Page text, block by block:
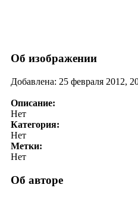
Об изображении
Добавлена: 25 февраля 2012,
Описание:
Нет
Категория:
Нет
Метки:
Нет
Об авторе